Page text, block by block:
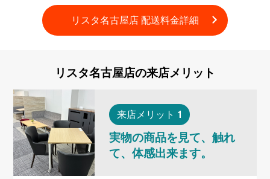
リスタ名古屋店 配送料金詳細
リスタ名古屋店の来店メリット
来店メリット 1
実物の商品を見て、触れ
て、体感出来ます。